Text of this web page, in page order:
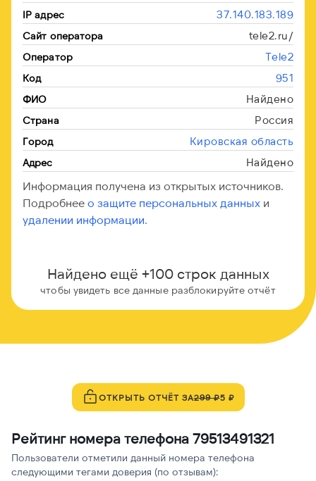
IP адрес 37.140.183.189
Сайт оператора tele2.ru/
Оператор Tele2
Код 951
ФИО Найдено
Страна Россия
Город Кировская область
Адрес Найдено
Информация получена из открытых источников.
Подробнее о защите персональных данных и
удалении информации.
Найдено ещё +100 строк данных
чтобы увидеть все данные разблокируйте отчёт
ОТКРЫТЬ ОТЧЁТ ЗА299 ₽5 ₽
Рейтинг номера телефона 79513491321
Пользователи отметили данный номера телефона
следующими тегами доверия (по отзывам):